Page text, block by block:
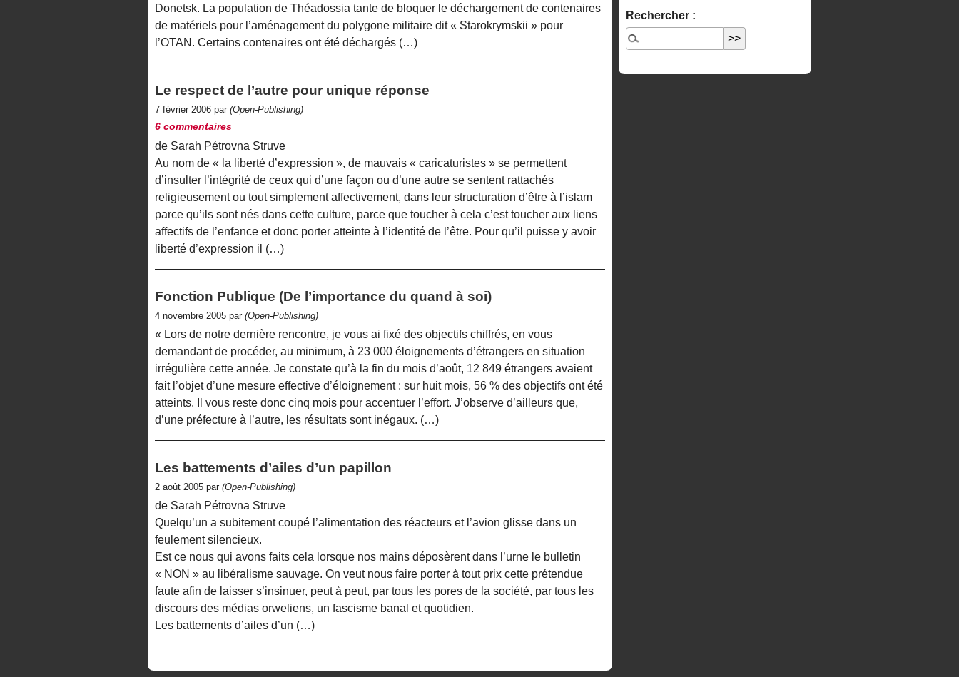
Donetsk. La population de Théadossia tante de bloquer le déchargement de contenaires
de matériels pour l’aménagement du polygone militaire dit « Starokrymskii » pour
l’OTAN. Certains contenaires ont été déchargés (…)
Le respect de l’autre pour unique réponse
7 février 2006 par (Open-Publishing)
6 commentaires
de Sarah Pétrovna Struve
Au nom de « la liberté d’expression », de mauvais « caricaturistes » se permettent
d’insulter l’intégrité de ceux qui d’une façon ou d’une autre se sentent rattachés
religieusement ou tout simplement affectivement, dans leur structuration d’être à l’islam
parce qu’ils sont nés dans cette culture, parce que toucher à cela c’est toucher aux liens
affectifs de l’enfance et donc porter atteinte à l’identité de l’être. Pour qu’il puisse y avoir
liberté d’expression il (…)
Fonction Publique (De l’importance du quand à soi)
4 novembre 2005 par (Open-Publishing)
« Lors de notre dernière rencontre, je vous ai fixé des objectifs chiffrés, en vous
demandant de procéder, au minimum, à 23 000 éloignements d’étrangers en situation
irrégulière cette année. Je constate qu’à la fin du mois d’août, 12 849 étrangers avaient
fait l’objet d’une mesure effective d’éloignement : sur huit mois, 56 % des objectifs ont été
atteints. Il vous reste donc cinq mois pour accentuer l’effort. J’observe d’ailleurs que,
d’une préfecture à l’autre, les résultats sont inégaux. (…)
Les battements d’ailes d’un papillon
2 août 2005 par (Open-Publishing)
de Sarah Pétrovna Struve
Quelqu’un a subitement coupé l’alimentation des réacteurs et l’avion glisse dans un
feulement silencieux.
Est ce nous qui avons faits cela lorsque nos mains déposèrent dans l’urne le bulletin
« NON » au libéralisme sauvage. On veut nous faire porter à tout prix cette prétendue
faute afin de laisser s’insinuer, peut à peut, par tous les pores de la société, par tous les
discours des médias orweliens, un fascisme banal et quotidien.
Les battements d’ailes d’un (…)
Rechercher :